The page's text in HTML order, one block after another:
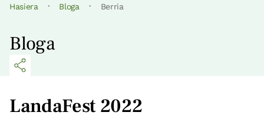
Hasiera · Bloga · Berria
Bloga
LandaFest 2022